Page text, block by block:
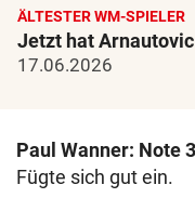
ÄLTESTER WM-SPIELER
Jetzt hat
17.06.2026
Paul Wanner: Note 3
Fügte sich gut ein.